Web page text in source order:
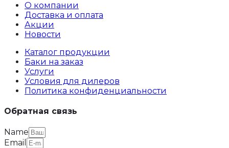
О компании
Доставка и оплата
Акции
Новости
Каталог продукции
Баки на заказ
Услуги
Условия для дилеров
Политика конфиденциальности
Обратная связь
Name
Email